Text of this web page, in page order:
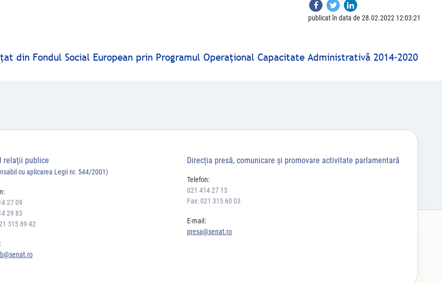
publicat în data de 28.02.2022 12:03:21
din Fondul Social European prin Programul Operaţional Capacitate Administrativă 2014-2020
relaţii publice
cu aplicarea Legii nr. 544/2001)
27 09
29 83
315 89 42
Direcția presă, comunicare și promovare activitate parlamentară
Telefon:
021 414 27 13
Fax: 021 315 60 03
E-mail:
presa@senat.ro